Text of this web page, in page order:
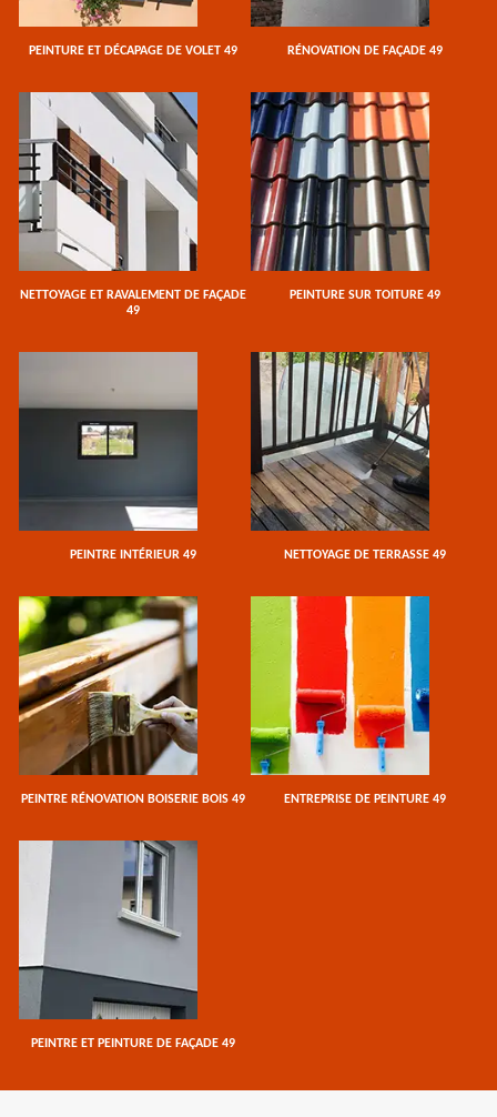
PEINTURE ET DÉCAPAGE DE VOLET 49 RÉNOVATION DE FAÇADE 49
NETTOYAGE ET RAVALEMENT DE FAÇADE
49
PEINTURE SUR TOITURE 49
PEINTRE INTÉRIEUR 49 NETTOYAGE DE TERRASSE 49
PEINTRE RÉNOVATION BOISERIE BOIS 49 ENTREPRISE DE PEINTURE 49
PEINTRE ET PEINTURE DE FAÇADE 49